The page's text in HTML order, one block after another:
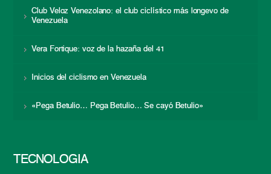
Club Veloz Venezolano: el club ciclístico más longevo de
Venezuela
Vera Fortique: voz de la hazaña del 41
Inicios del ciclismo en Venezuela
«Pega Betulio… Pega Betulio… Se cayó Betulio»
TECNOLOGÍA